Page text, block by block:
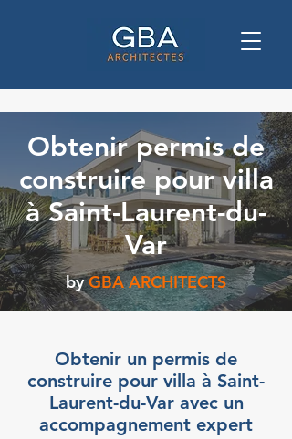
Obtenir permis de
construire pour villa
à Saint-Laurent-du-
Var
by GBA ARCHITECTS
Obtenir un permis de
construire pour villa à Saint-
Laurent-du-Var avec un
accompagnement expert